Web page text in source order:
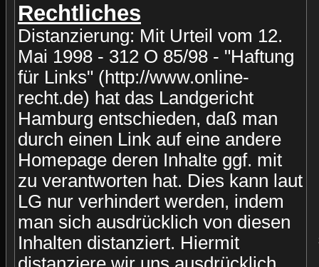
Rechtliches
Distanzierung: Mit Urteil vom 12.
Mai 1998 - 312 O 85/98 - "Haftung
für Links" (http://www.online-
recht.de) hat das Landgericht
Hamburg entschieden, daß man
durch einen Link auf eine andere
Homepage deren Inhalte ggf. mit
zu verantworten hat. Dies kann laut
LG nur verhindert werden, indem
man sich ausdrücklich von diesen
Inhalten distanziert. Hiermit